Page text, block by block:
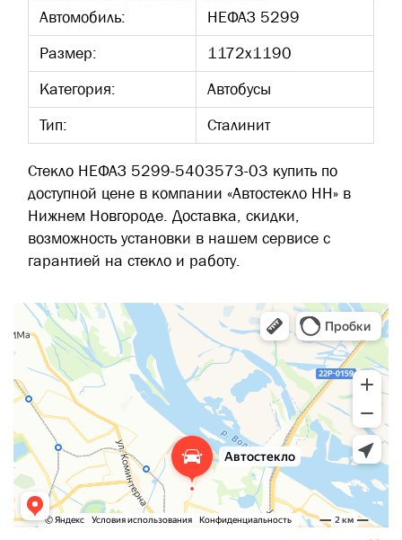
Автомобиль:
НЕФАЗ 5299
Размер:
1172х1190
Категория:
Автобусы
Тип:
Сталинит
Стекло НЕФАЗ 5299-5403573-03 купить по
доступной цене в компании «Автостекло НН» в
Нижнем Новгороде. Доставка, скидки,
возможность установки в нашем сервисе с
гарантией на стекло и работу.